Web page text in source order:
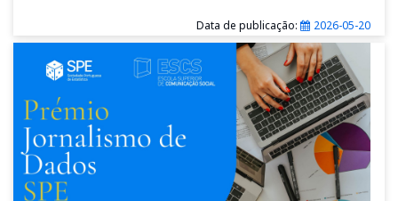
Data de publicação: 2026-05-20